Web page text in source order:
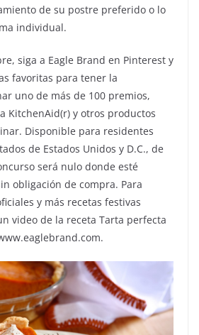
de su postre preferido o lo
individual.
siga a Eagle Brand en Pinterest y
favoritas para tener la
uno de más de 100 premios,
KitchenAid(r) y otros productos
Disponible para residentes
de Estados Unidos y D.C., de
será nulo donde esté
obligación de compra. Para
y más recetas festivas
video de la receta Tarta perfecta